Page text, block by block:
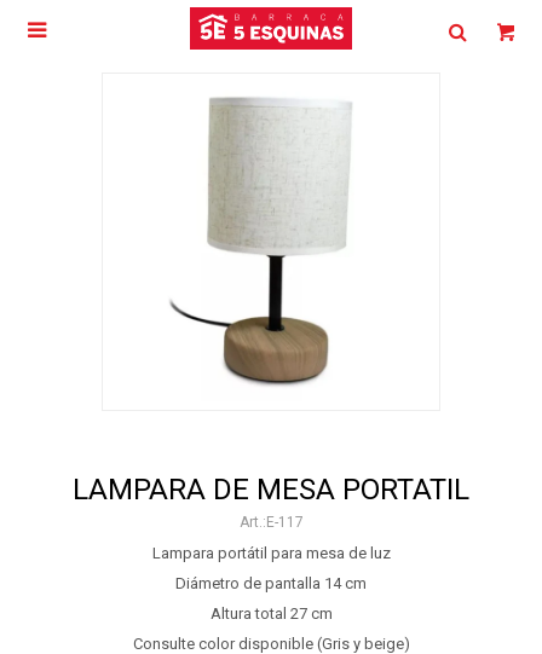

LAMPARA DE MESA PORTATIL
E-117
Lampara portátil para mesa de luz
Diámetro de pantalla 14 cm
Altura total 27 cm
Consulte color disponible (Gris y beige)